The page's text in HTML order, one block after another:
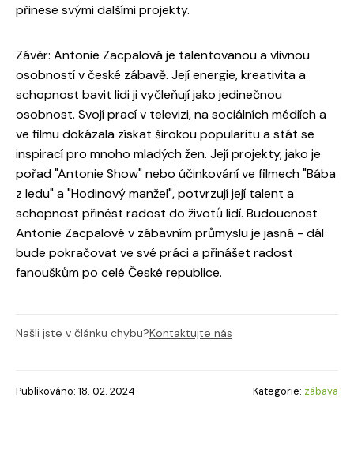
přinese svými dalšími projekty.
Závěr: Antonie Zacpalová je talentovanou a vlivnou
osobností v české zábavě. Její energie, kreativita a
schopnost bavit lidi ji vyčleňují jako jedinečnou
osobnost. Svojí prací v televizi, na sociálních médiích a
ve filmu dokázala získat širokou popularitu a stát se
inspirací pro mnoho mladých žen. Její projekty, jako je
pořad "Antonie Show" nebo účinkování ve filmech "Bába
z ledu" a "Hodinový manžel", potvrzují její talent a
schopnost přinést radost do životů lidí. Budoucnost
Antonie Zacpalové v zábavním průmyslu je jasná - dál
bude pokračovat ve své práci a přinášet radost
fanouškům po celé České republice.
Našli jste v článku chybu?Kontaktujte nás
Publikováno: 18. 02. 2024 Kategorie: zábava